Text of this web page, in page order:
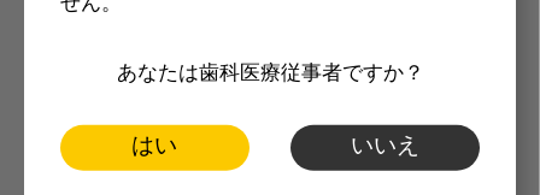
せん。
あなたは歯科医療従事者ですか？
はい いいえ